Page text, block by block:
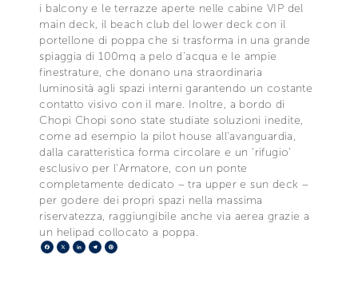
i balcony e le terrazze aperte nelle cabine VIP del
main deck, il beach club del lower deck con il
portellone di poppa che si trasforma in una grande
spiaggia di 100mq a pelo d’acqua e le ampie
finestrature, che donano una straordinaria
luminosità agli spazi interni garantendo un costante
contatto visivo con il mare. Inoltre, a bordo di
Chopi Chopi sono state studiate soluzioni inedite,
come ad esempio la pilot house all’avanguardia,
dalla caratteristica forma circolare e un ‘rifugio’
esclusivo per l’Armatore, con un ponte
completamente dedicato – tra upper e sun deck –
per godere dei propri spazi nella massima
riservatezza, raggiungibile anche via aerea grazie a
un helipad collocato a poppa.
Facebook
X LinkedIn
Telegram